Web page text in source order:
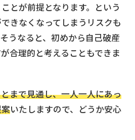
とが前提となります。という
きなくなってしまうリスクも
うなると、初めから自己破産
合理的と考えることもできま
まで見通し、一人一人にあっ
いたしますので、どうか安心